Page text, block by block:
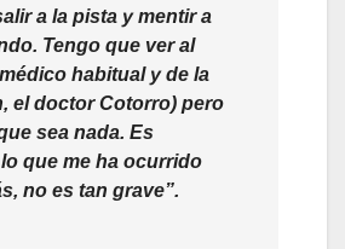
a la pista y mentir a
Tengo que ver al
habitual y de la
el doctor Cotorro) pero
sea nada. Es
que me ha ocurrido
no es tan grave”.